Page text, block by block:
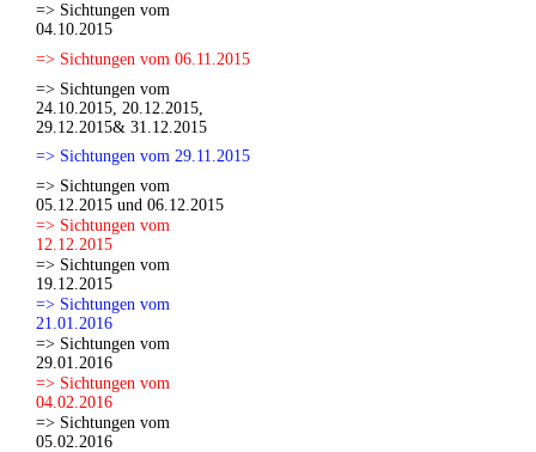
=> Sichtungen vom
04.10.2015
=> Sichtungen vom 06.11.2015
=> Sichtungen vom
24.10.2015, 20.12.2015,
29.12.2015& 31.12.2015
=> Sichtungen vom 29.11.2015
=> Sichtungen vom
05.12.2015 und 06.12.2015
=> Sichtungen vom
12.12.2015
=> Sichtungen vom
19.12.2015
=> Sichtungen vom
21.01.2016
=> Sichtungen vom
29.01.2016
=> Sichtungen vom
04.02.2016
=> Sichtungen vom
05.02.2016